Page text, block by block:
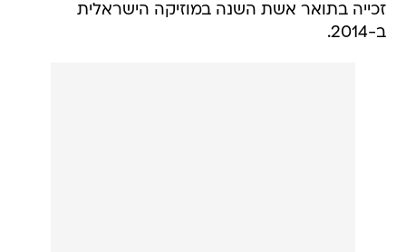
זכייה בתואר אשת השנה במוזיקה הישראלית
ב-2014.